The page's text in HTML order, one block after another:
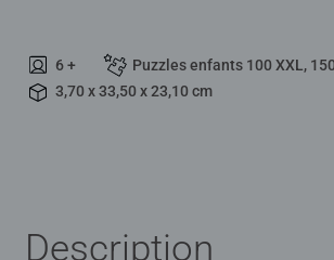
6 + Puzzles enfants 100 XXL,
3,70 x 33,50 x 23,10 cm
Description